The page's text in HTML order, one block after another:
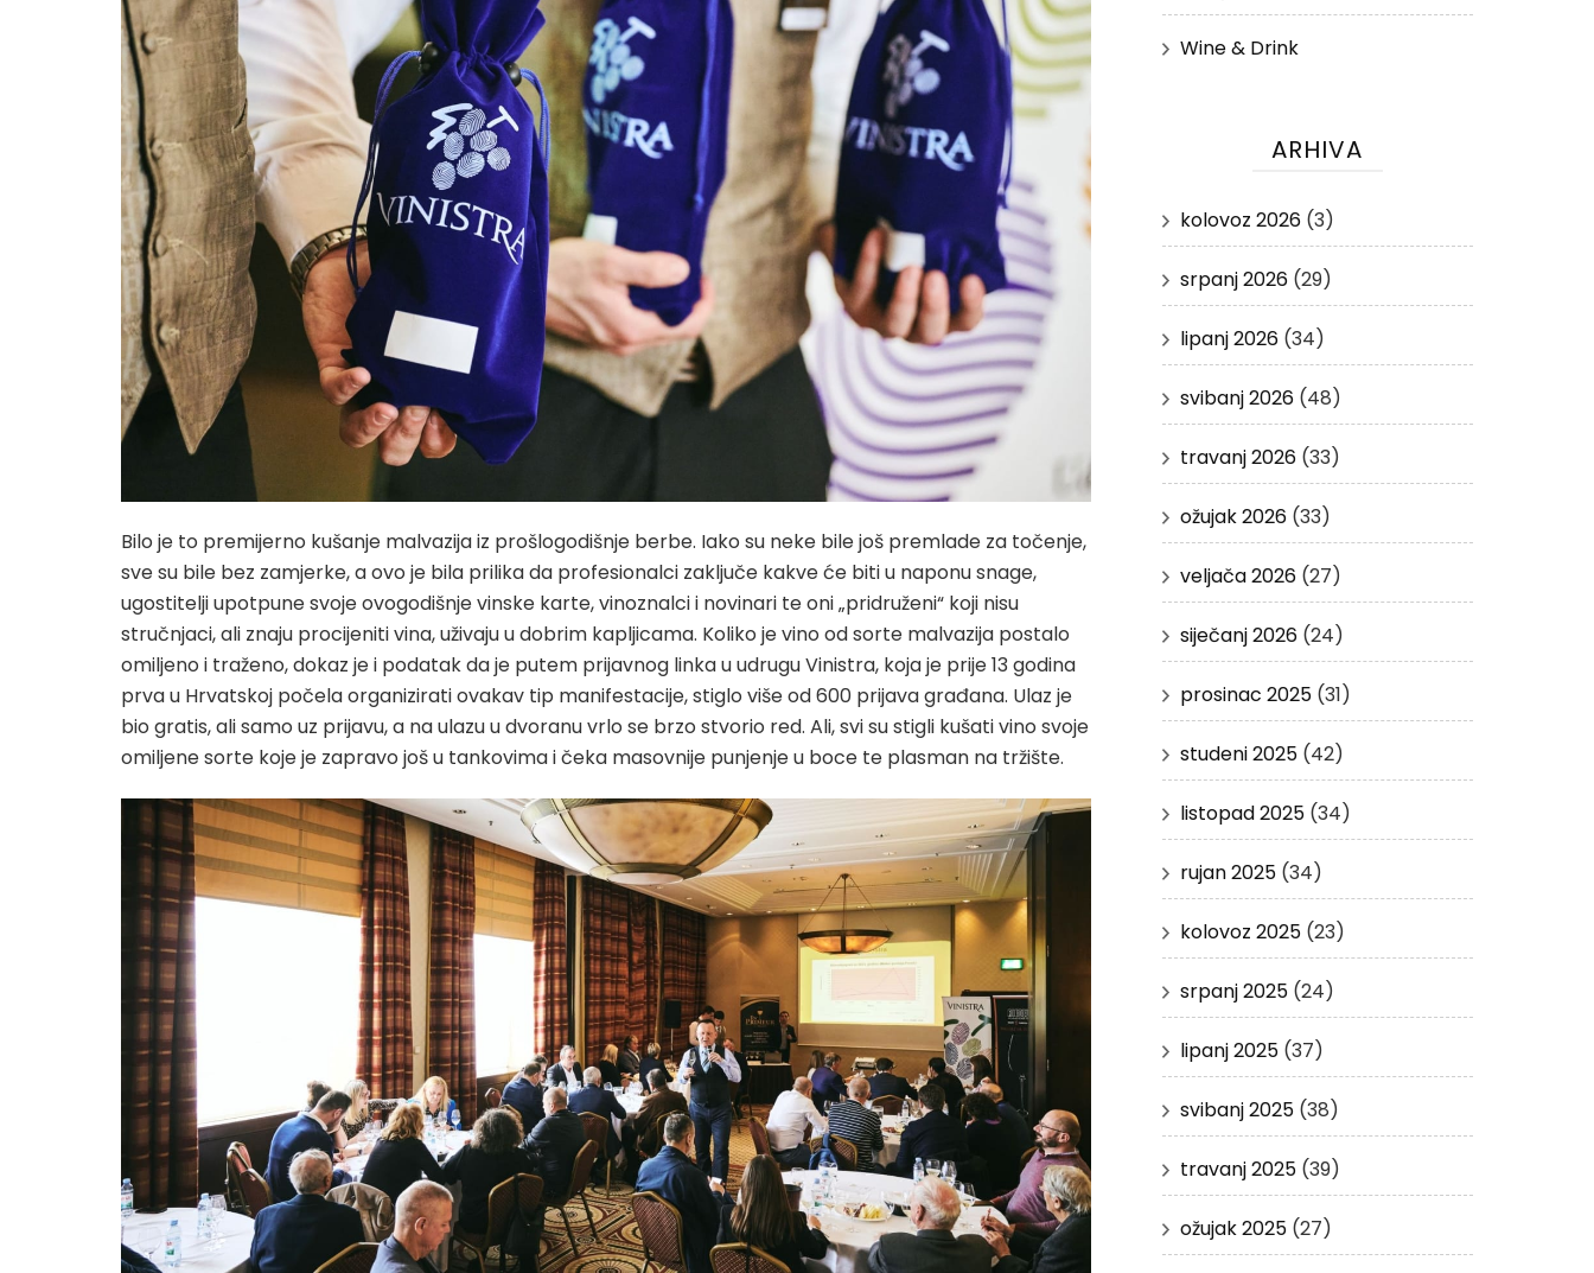
Bilo je to premijerno kušanje malvazija iz prošlogodišnje berbe. Iako su neke bile još premlade za točenje,
sve su bile bez zamjerke, a ovo je bila prilika da profesionalci zaključe kakve će biti u naponu snage,
ugostitelji upotpune svoje ovogodišnje vinske karte, vinoznalci i novinari te oni „pridruženi“ koji nisu
stručnjaci, ali znaju procijeniti vina, uživaju u dobrim kapljicama. Koliko je vino od sorte malvazija postalo
omiljeno i traženo, dokaz je i podatak da je putem prijavnog linka u udrugu Vinistra, koja je prije 13 godina
prva u Hrvatskoj počela organizirati ovakav tip manifestacije, stiglo više od 600 prijava građana. Ulaz je
bio gratis, ali samo uz prijavu, a na ulazu u dvoranu vrlo se brzo stvorio red. Ali, svi su stigli kušati vino svoje
omiljene sorte koje je zapravo još u tankovima i čeka masovnije punjenje u boce te plasman na tržište.
Wine & Drink
ARHIVA
kolovoz 2026(3)
srpanj 2026(29)
lipanj 2026(34)
svibanj 2026(48)
travanj 2026(33)
ožujak 2026(33)
veljača 2026(27)
siječanj 2026(24)
prosinac 2025(31)
studeni 2025(42)
listopad 2025(34)
rujan 2025(34)
kolovoz 2025(23)
srpanj 2025(24)
lipanj 2025(37)
svibanj 2025(38)
travanj 2025(39)
ožujak 2025(27)